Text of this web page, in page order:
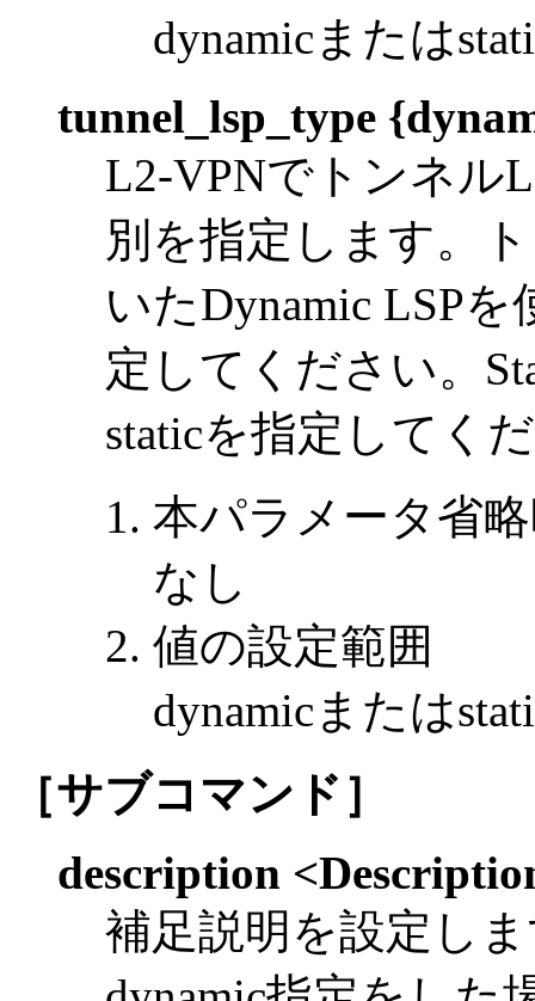
dynamicまたは
tunnel_lsp_type
L2-VPNでトンネル
別を指定します。
いたDynamic LSP
定してください。
staticを指定してく
本パラメータ省
なし
値の設定範囲
dynamicまたは
［サブコマンド］
description
補足説明を設定し